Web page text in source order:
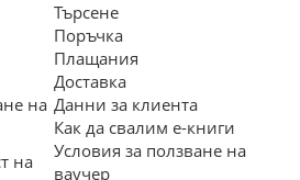
на
на
Търсене
Поръчка
Плащания
Доставка
Данни за клиента
Как да свалим е-книги
Условия за ползване на
ваучер